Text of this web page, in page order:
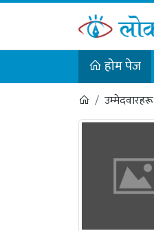
होम पेज
उम्मेदवारहरू